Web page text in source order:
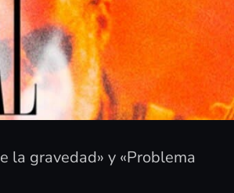
la gravedad» y «Problema